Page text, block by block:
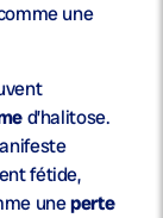
une
d’halitose.
fétide,
uneperte